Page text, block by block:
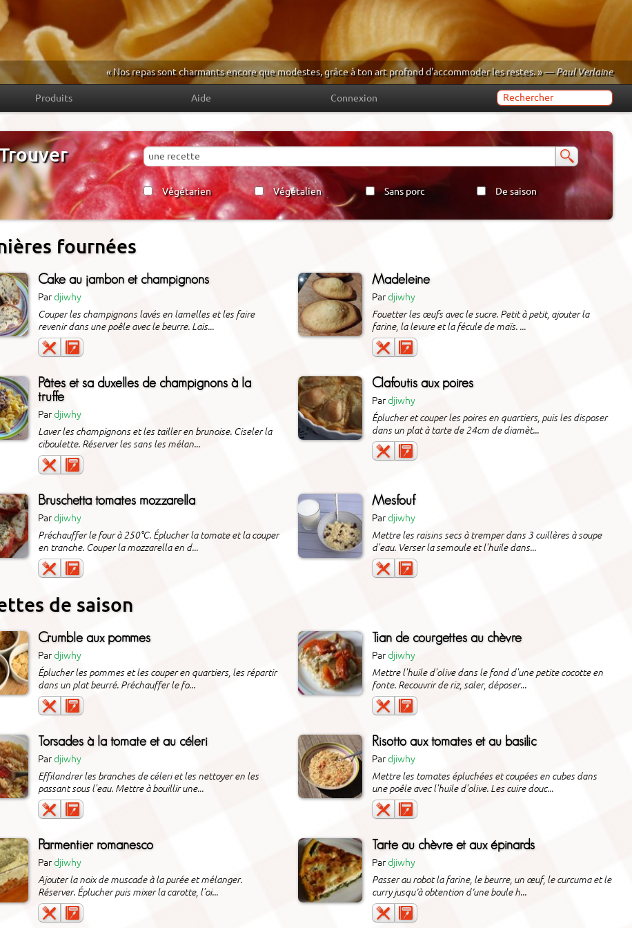
« Nos repas sont charmants encore que modestes, grâce à ton art profond d'accommoder les restes. » —Paul Verlaine
Produits Aide Connexion
Végétarien Végétalien Sans porc De saison
fournées
Cake au jambon et champignons
Pardjiwhy
Couper les champignons lavés en lamelles et les faire
revenir dans une poêle avec le beurre. Lais...
Madeleine
Pardjiwhy
Fouetter les œufs avec le sucre. Petit à petit, ajouter la
farine, la levure et la fécule de maïs. ...
Pâtes et sa duxelles de champignons à la
truffe
Pardjiwhy
Laver les champignons et les tailler en brunoise. Ciseler la
ciboulette. Réserver les sans les mélan...
Clafoutis aux poires
Pardjiwhy
Éplucher et couper les poires en quartiers, puis les disposer
dans un plat à tarte de 24cm de diamèt...
Bruschetta tomates mozzarella
Pardjiwhy
Préchauffer le four à 250°C. Éplucher la tomate et la couper
en tranche. Couper la mozzarella en d...
Mesfouf
Pardjiwhy
Mettre les raisins secs à tremper dans 3 cuillères à soupe
d'eau. Verser la semoule et l'huile dans...
de saison
Crumble aux pommes
Pardjiwhy
Éplucher les pommes et les couper en quartiers, les répartir
dans un plat beurré. Préchauffer le fo...
Tian de courgettes au chèvre
Pardjiwhy
Mettre l'huile d'olive dans le fond d'une petite cocotte en
fonte. Recouvrir de riz, saler, déposer...
Torsades à la tomate et au céleri
Pardjiwhy
Effilandrer les branches de céleri et les nettoyer en les
passant sous l'eau. Mettre à bouillir une...
Risotto aux tomates et au basilic
Pardjiwhy
Mettre les tomates épluchées et coupées en cubes dans
une poêle avec l'huile d'olive. Les cuire douc...
Parmentier romanesco
Pardjiwhy
Ajouter la noix de muscade à la purée et mélanger.
Réserver. Éplucher puis mixer la carotte, l'oi...
Tarte au chèvre et aux épinards
Pardjiwhy
Passer au robot la farine, le beurre, un œuf, le curcuma et le
curry jusqu’à obtention d’une boule h...